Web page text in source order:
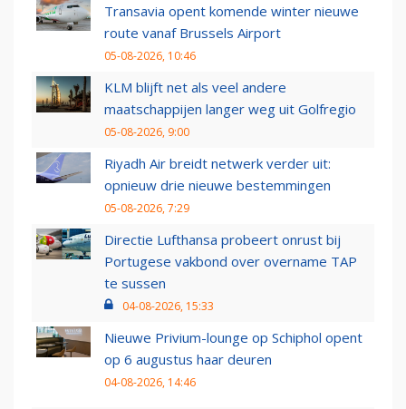
Transavia opent komende winter nieuwe
route vanaf Brussels Airport
05-08-2026, 10:46
KLM blijft net als veel andere
maatschappijen langer weg uit Golfregio
05-08-2026, 9:00
Riyadh Air breidt netwerk verder uit:
opnieuw drie nieuwe bestemmingen
05-08-2026, 7:29
Directie Lufthansa probeert onrust bij
Portugese vakbond over overname TAP
te sussen
04-08-2026, 15:33
Nieuwe Privium-lounge op Schiphol opent
op 6 augustus haar deuren
04-08-2026, 14:46